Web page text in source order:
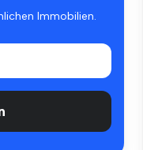
Immobilien.